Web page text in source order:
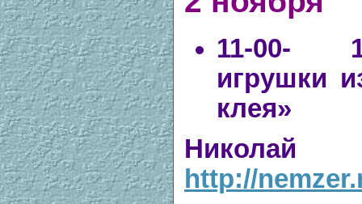
11-00-
игрушки
клея»
Николай
http://